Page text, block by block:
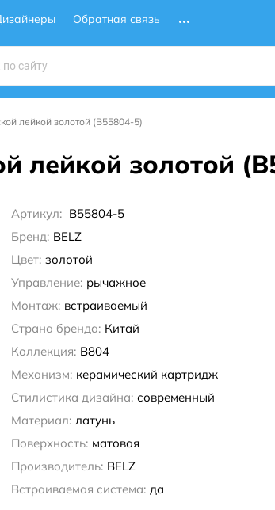
Обратная связь
лейкой золотой (B55804-5)
лейкой золотой
Артикул: B55804-5
Бренд: BELZ
Цвет: золотой
Управление: рычажное
Монтаж: встраиваемый
Страна бренда: Китай
Коллекция: B804
Механизм: керамический картридж
Стилистика дизайна: современный
Материал: латунь
Поверхность: матовая
Производитель: BELZ
Встраиваемая система: да